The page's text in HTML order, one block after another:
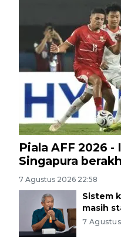
Piala AFF 2026
Singapura
7 Agustus 2026 22:58
Sistem
masih
7